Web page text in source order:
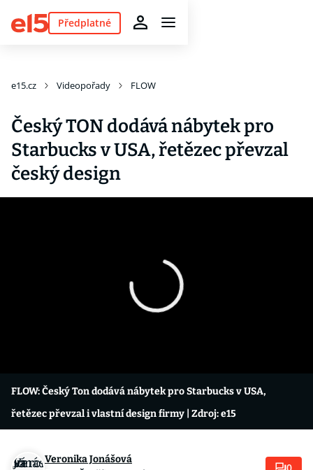
Předplatné
e15.cz Videopořady FLOW
Český TON dodává nábytek pro
Starbucks v USA, řetězec převzal
český design
FLOW: Český Ton dodává nábytek pro Starbucks v USA,
řetězec převzal i vlastní design firmy | Zdroj: e15
Veronika Jonášová